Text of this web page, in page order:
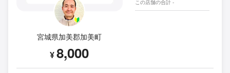
宮城県加美郡加美町
¥8,000
この店舗の合計 -